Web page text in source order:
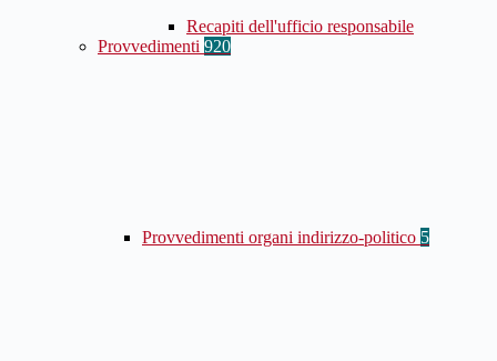
Recapiti dell'ufficio responsabile
Provvedimenti 920
Provvedimenti organi indirizzo-politico 5